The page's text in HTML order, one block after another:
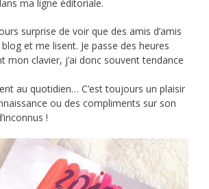
ma ligne éditoriale.
surprise de voir que des amis d’amis
et me lisent. Je passe des heures
mon clavier, j’ai donc souvent tendance
au quotidien… C’est toujours un plaisir
ou des compliments sur son
!